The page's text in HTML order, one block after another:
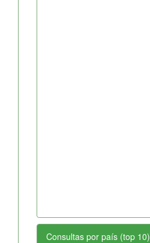
Consultas por país (top 10)